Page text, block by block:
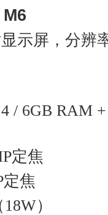
示屏，分辨
/ 6GB RAM +
定焦
定焦
18W）